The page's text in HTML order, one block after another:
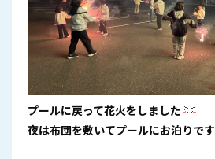
プールに戻って花火をしました
夜は布団を敷いてプールにお泊りです